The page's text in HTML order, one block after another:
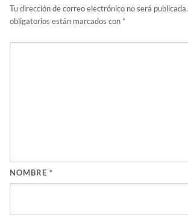
Tu dirección de correo electrónico no será publicada.
obligatorios están marcados con *
NOMBRE *